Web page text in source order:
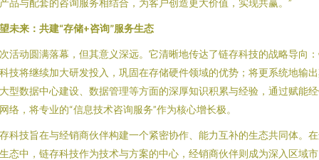
品与配套的咨询服务相结合，为客户创造更大价值，实现共赢。”
未来：共建“存储+咨询”服务生态
活动圆满落幕，但其意义深远。它清晰地传达了链存科技的战略导向
技将继续加大研发投入，巩固在存储硬件领域的优势；将更系统地输
型数据中心建设、数据管理等方面的深厚知识积累与经验，通过赋能
络，将专业的“信息技术咨询服务”作为核心增长极。
科技旨在与经销商伙伴构建一个紧密协作、能力互补的生态共同体。
态中，链存科技作为技术与方案的中心，经销商伙伴则成为深入区域市